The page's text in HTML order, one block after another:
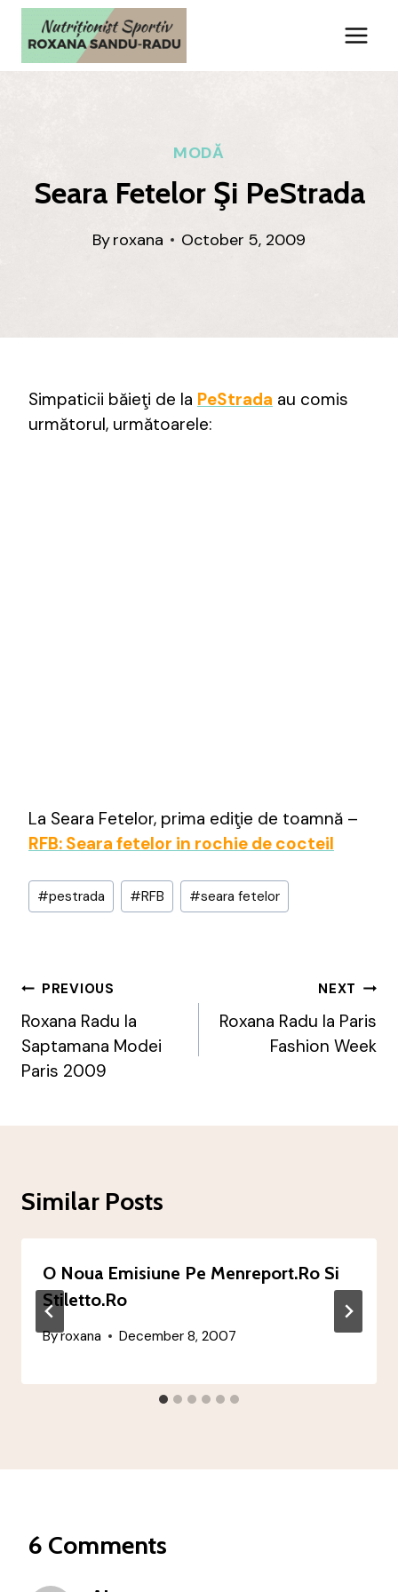
Skip
content
MODĂ
Seara Fetelor Şi PeStrada
Byroxana October 5, 2009
Simpaticii băieţi de la PeStrada au comis
următorul, următoarele:
La Seara Fetelor, prima ediţie de toamnă –
RFB: Seara fetelor in rochie de cocteil
Post
Tags:
#pestrada #RFB #seara fetelor
Post
Navigation
PREVIOUS
Roxana Radu la
Saptamana Modei
Paris 2009
NEXT
Roxana Radu la Paris
Fashion Week
Similar Posts
O Noua Emisiune Pe Menreport.ro Si
Stiletto.ro
Byroxana December 8, 2007
6 Comments